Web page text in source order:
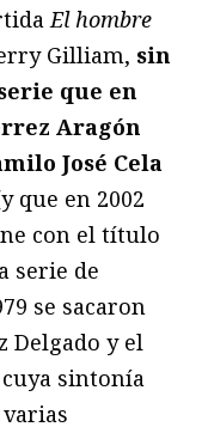
El hombre
Gilliam, sin
que en
Aragón
José Cela
que en 2002
con el título
serie de
se sacaron
Delgado y el
sintonía